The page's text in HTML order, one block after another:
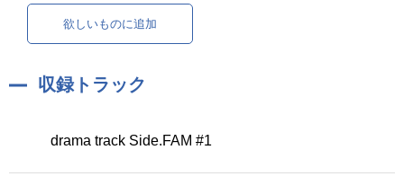
欲しいものに追加
収録トラック
drama track Side.FAM #1